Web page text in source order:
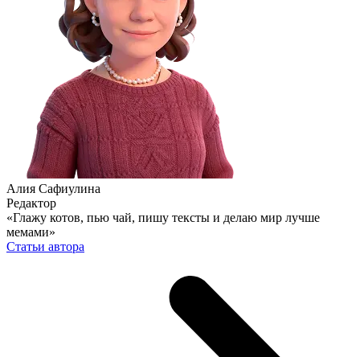
Алия Сафиулина
Редактор
«Глажу котов, пью чай, пишу тексты и делаю мир лучше
мемами»
Статьи автора